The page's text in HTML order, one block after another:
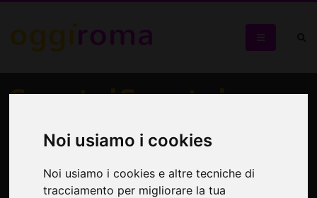
Noi usiamo i cookies
Noi usiamo i cookies e altre tecniche di
tracciamento per migliorare la tua
Suonatori Sognatori
Una commedia divertente scritta e diretta da Angelo
Sateriale